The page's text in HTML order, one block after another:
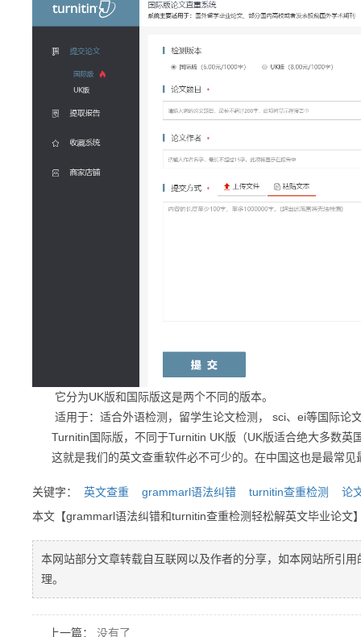
它分为UK版和国际版这是两个不同的版本。
适用于： 适合外语检测，留学生论文检测， sci、ei等国际论
Turnitin国际版，不同于Turnitin UK版（UK版适合绝大多数英
这就是我们的英文查重软件必不可少的。在中国这也是最常见
关键字： 英文查重 grammarl语法纠错 turnitin查重检测
论
本文【grammarl语法纠错和turnitin查重检测轻松解英文毕业论文
本网站部分文章转载自互联网以及作者的分享，如本网站所引
理。
上一篇： 没有了